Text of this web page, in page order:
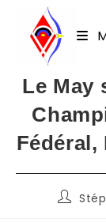
content
Le May
Fédéral,